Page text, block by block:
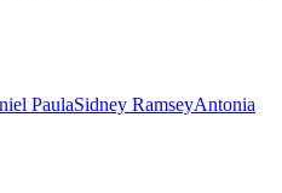
PaulaSidney RamseyAntonia